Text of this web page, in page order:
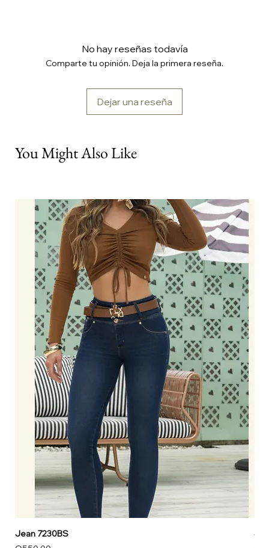
No hay reseñas todavía
Comparte tu opinión. Deja la primera reseña.
Dejar una reseña
You Might Also Like
Jean 7230BS